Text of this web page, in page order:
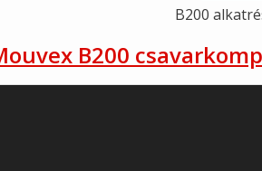
B200
B200